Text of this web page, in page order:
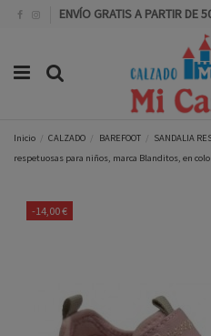
ENVÍO GRATIS A PARTIR DE
Inicio CALZADO BAREFOOT SANDALIA
respetuosas para niños, marca Blanditos, en
-14,00 €